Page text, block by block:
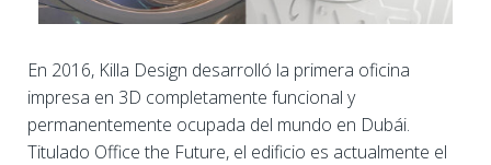
En 2016, Killa Design desarrolló la primera oficina
impresa en 3D completamente funcional y
permanentemente ocupada del mundo en Dubái.
Titulado Office the Future, el edificio es actualmente el